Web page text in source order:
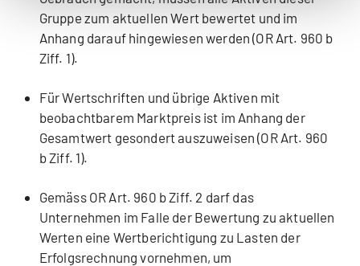
Gruppe zum aktuellen Wert bewertet und im
Anhang darauf hingewiesen werden (OR Art. 960 b
Ziff. 1).
Für Wertschriften und übrige Aktiven mit
beobachtbarem Marktpreis ist im Anhang der
Gesamtwert gesondert auszuweisen (OR Art. 960
b Ziff. 1).
Gemäss OR Art. 960 b Ziff. 2 darf das
Unternehmen im Falle der Bewertung zu aktuellen
Werten eine Wertberichtigung zu Lasten der
Erfolgsrechnung vornehmen, um